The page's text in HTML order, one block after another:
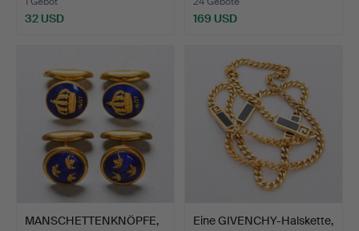
32 USD 169 USD
MANSCHETTENKNÖPFE,
Eine GIVENCHY-Halskette,